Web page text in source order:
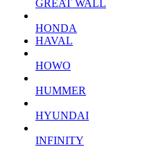
GREAT WALL
HONDA
HAVAL
HOWO
HUMMER
HYUNDAI
INFINITY